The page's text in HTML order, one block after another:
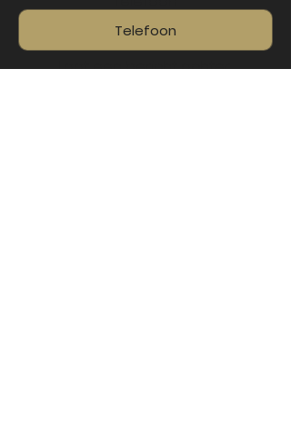
Laat een bericht achter...